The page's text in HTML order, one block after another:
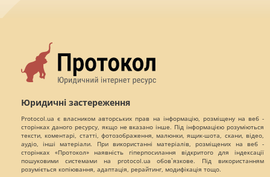
Юридичні застереження
Protocol.ua є власником авторських прав на інформацію, розміщену на веб -
сторінках даного ресурсу, якщо не вказано інше. Під інформацією розуміються
тексти, коментарі, статті, фотозображення, малюнки, ящик-шота, скани, відео,
аудіо, інші матеріали. При використанні матеріалів, розміщених на веб -
сторінках «Протокол» наявність гіперпосилання відкритого для індексації
пошуковими системами на protocol.ua обов`язкове. Під використанням
розуміється копіювання, адаптація, рерайтинг, модифікація тощо.